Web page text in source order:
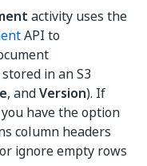
activity uses the
API to
in an S3
, andVersion). If
have the option
column headers
ignore empty rows